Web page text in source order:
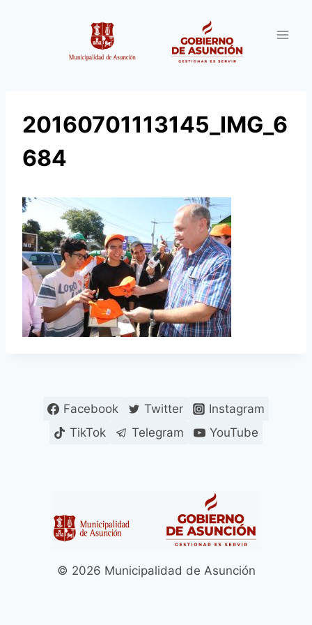
20160701113145_IMG_6
684
Facebook Twitter
Instagram
TikTok
Telegram YouTube
© 2026 Municipalidad de Asunción